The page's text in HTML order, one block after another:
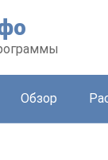
Обзор